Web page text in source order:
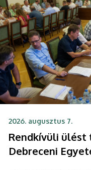
2026. augusztus 7.
Rendkívüli
Debreceni